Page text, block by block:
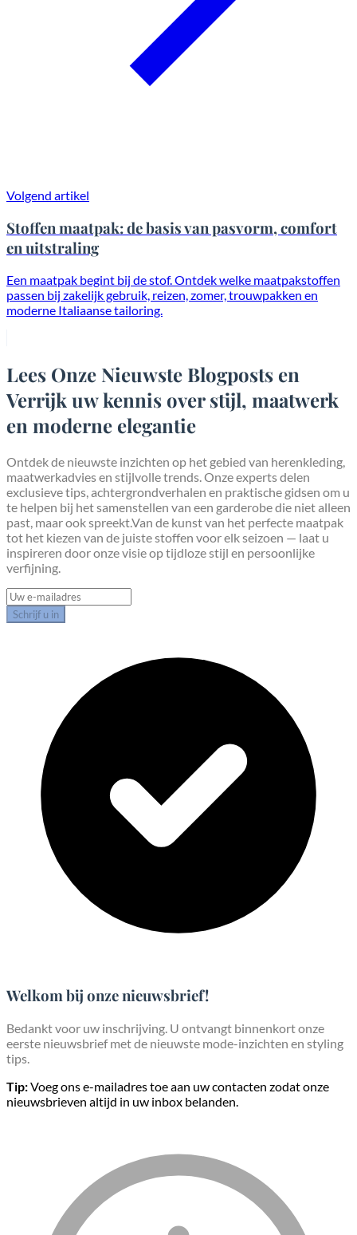
Volgend artikel
Stoffen maatpak: de basis van pasvorm, comfort
en uitstraling
Een maatpak begint bij de stof. Ontdek welke maatpakstoffen
passen bij zakelijk gebruik, reizen, zomer, trouwpakken en
moderne Italiaanse tailoring.
Lees Onze Nieuwste Blogposts en
Verrijk uw kennis over stijl, maatwerk
en moderne elegantie
Ontdek de nieuwste inzichten op het gebied van herenkleding,
maatwerkadvies en stijlvolle trends. Onze experts delen
exclusieve tips, achtergrondverhalen en praktische gidsen om u
te helpen bij het samenstellen van een garderobe die niet alleen
past, maar ook spreekt.Van de kunst van het perfecte maatpak
tot het kiezen van de juiste stoffen voor elk seizoen — laat u
inspireren door onze visie op tijdloze stijl en persoonlijke
verfijning.
Schrijf u in
Welkom bij onze nieuwsbrief!
Bedankt voor uw inschrijving. U ontvangt binnenkort onze
eerste nieuwsbrief met de nieuwste mode-inzichten en styling
tips.
Tip:Voeg ons e-mailadres toe aan uw contacten zodat onze
nieuwsbrieven altijd in uw inbox belanden.